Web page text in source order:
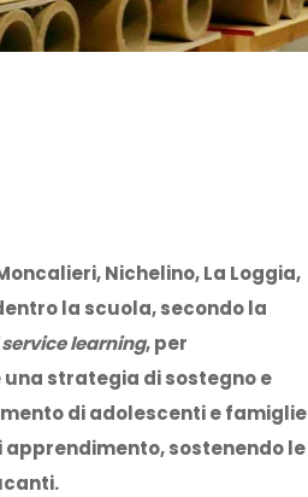
Nichelino, La Loggia,
la scuola, secondo la
learning, per
strategia di sostegno e
di adolescenti e famiglie
apprendimento, sostenendo le